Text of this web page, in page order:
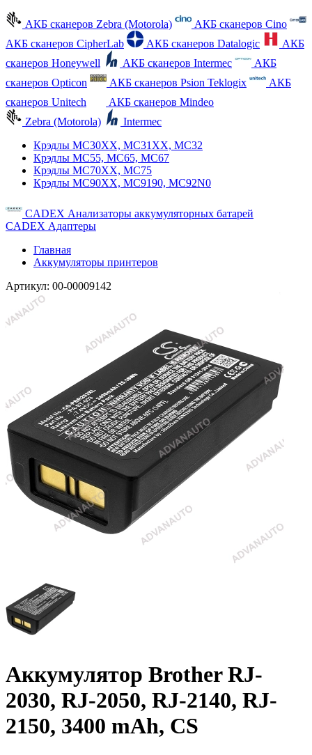
АКБ сканеров Zebra (Motorola)
АКБ сканеров Cino
АКБ сканеров CipherLab
АКБ сканеров Datalogic
АКБ
сканеров Honeywell
АКБ сканеров Intermec
АКБ
сканеров Opticon
АКБ сканеров Psion Teklogix
АКБ
сканеров Unitech
АКБ сканеров Mindeo
Zebra (Motorola)
Intermec
Крэдлы MC30XX, MC31XX, MC32
Крэдлы MC55, MC65, MC67
Крэдлы MC70XX, MC75
Крэдлы MC90XX, MC9190, MC92N0
CADEX Анализаторы аккумуляторных батарей
CADEX Адаптеры
Главная
Аккумуляторы принтеров
Артикул: 00-00009142
Аккумулятор Brother RJ-
2030, RJ-2050, RJ-2140, RJ-
2150, 3400 mAh, CS